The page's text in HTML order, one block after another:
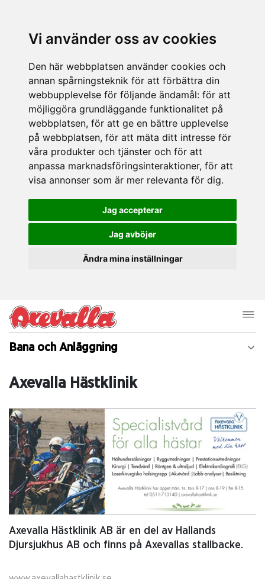
Vi använder oss av cookies
Den här webbplatsen använder cookies och
annan spårningsteknik för att förbättra din
webbupplevelse för följande ändamål: för att
möjliggöra grundläggande funktionalitet på
webbplatsen, för att ge en bättre upplevelse
på webbplatsen, för att mäta ditt intresse för
våra produkter och tjänster och för att
anpassa marknadsföringsinteraktioner, för att
visa annonser som är mer relevanta för dig.
Jag accepterar
Jag avböjer
Ändra mina inställningar
Bana och Anläggning
Axevalla Hästklinik
Axevalla Hästklinik AB är en del av Hallands
Djursjukhus AB och finns på Axevallas stallbacke.